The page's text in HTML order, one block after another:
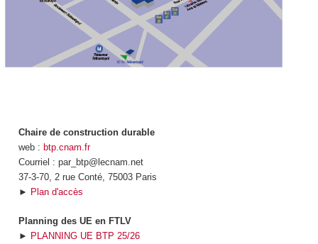
Chaire de construction durable
web : btp.cnam.fr
Courriel : par_btp@lecnam.net
37-3-70, 2 rue Conté, 75003 Paris
► Plan d'accès
Planning des UE en FTLV
► PLANNING UE BTP 25/26